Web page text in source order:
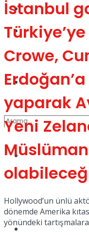
Kadınca
Dünya
Türkiye
Müzik
Podcast
View All Result
İstanbul
Crowe,
yaparak
Yeni
Hollywood’un ünlü
dönemde Amerika
yönündeki tartışmalara